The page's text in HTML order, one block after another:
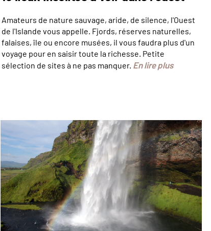
Amateurs de nature sauvage, aride, de silence, l'Ouest
de l'Islande vous appelle. Fjords, réserves naturelles,
falaises, île ou encore musées, il vous faudra plus d'un
voyage pour en saisir toute la richesse. Petite
sélection de sites à ne pas manquer. En lire plus